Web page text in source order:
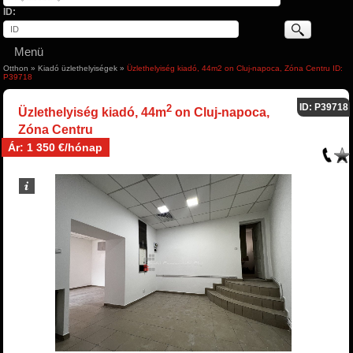
ID:
Menü
Otthon » Kiadó üzlethelyiségek »Üzlethelyiség kiadó, 44m2 on Cluj-napoca, Zóna Centru ID:
P39718
Üzlethelyiség kiadó, 44m2on Cluj-napoca,
Zóna Centru
Ár: 1 350 €/hónap
ID: P39718